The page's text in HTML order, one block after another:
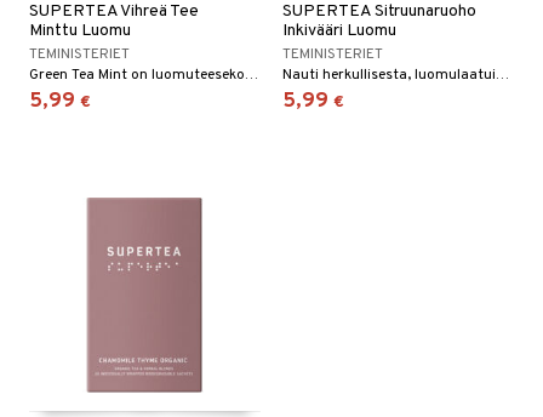
SUPERTEA Vihreä Tee
Minttu Luomu
TEMINISTERIET
Green Tea Mint on luomuteesekoitus, joka koostuu korkealaatuisesta vihreästä teestä ja tuoreesta mintusta.
5,99 €
SUPERTEA Sitruunaruoho
Inkivääri Luomu
TEMINISTERIET
Nauti herkullisesta, luomulaatuisesta kofeiinittomasta yrttiteestä. Sitruunaruoho-inkivääritee on nopea ja helppotekoinen sekoitus sitruunaruohoa ja inkivääriä.
5,99 €